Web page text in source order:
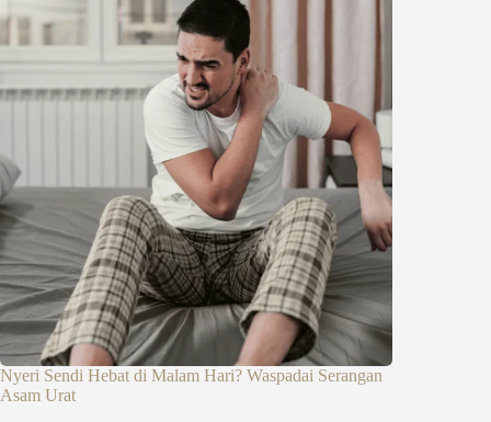
Nyeri Sendi Hebat di Malam Hari? Waspadai Serangan
Asam Urat